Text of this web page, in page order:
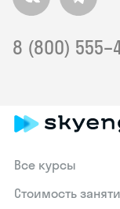
8 (800)
Все курсы
Стоимость